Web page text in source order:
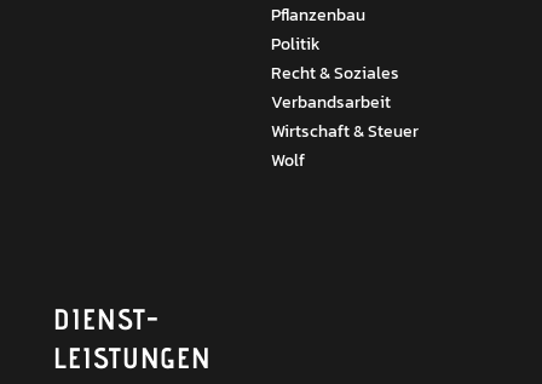
Pflanzenbau
Politik
Recht & Soziales
Verbandsarbeit
Wirtschaft & Steuer
Wolf
DIENST­
LEISTUNGEN